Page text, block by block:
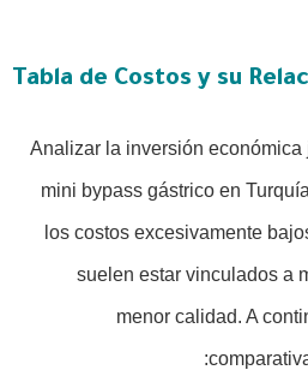
Tabla de Costos y su
Analizar la inversión económica
mini bypass gástrico en
los costos excesivamente
suelen estar vinculados a
menor calidad. A